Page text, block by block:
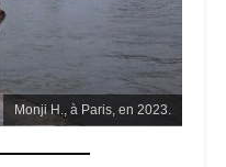
Monji H., à Paris, en 2023.